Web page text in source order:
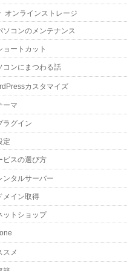
オンラインストレージ
ソコンのメンテナンス
ョートカット
コンにまつわる話
カスタマイズ
ーマ
ラグイン
定
ビスの選び方
ンタルサーバー
メイン取得
ットショップ
スメ